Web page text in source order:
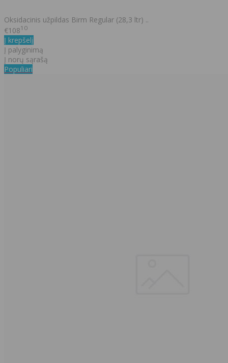
Oksidacinis užpildas Birm Regular (28,3 ltr) ..
€10810
Į krepšelį
Į palyginimą
Į norų sąrašą
Populiari